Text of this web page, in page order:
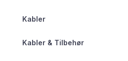
Kabler
Kabler & Tilbehør